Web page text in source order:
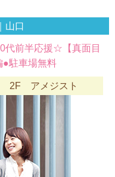
山口
代前半応援☆【真面目
●駐車場無料
2F アメジスト